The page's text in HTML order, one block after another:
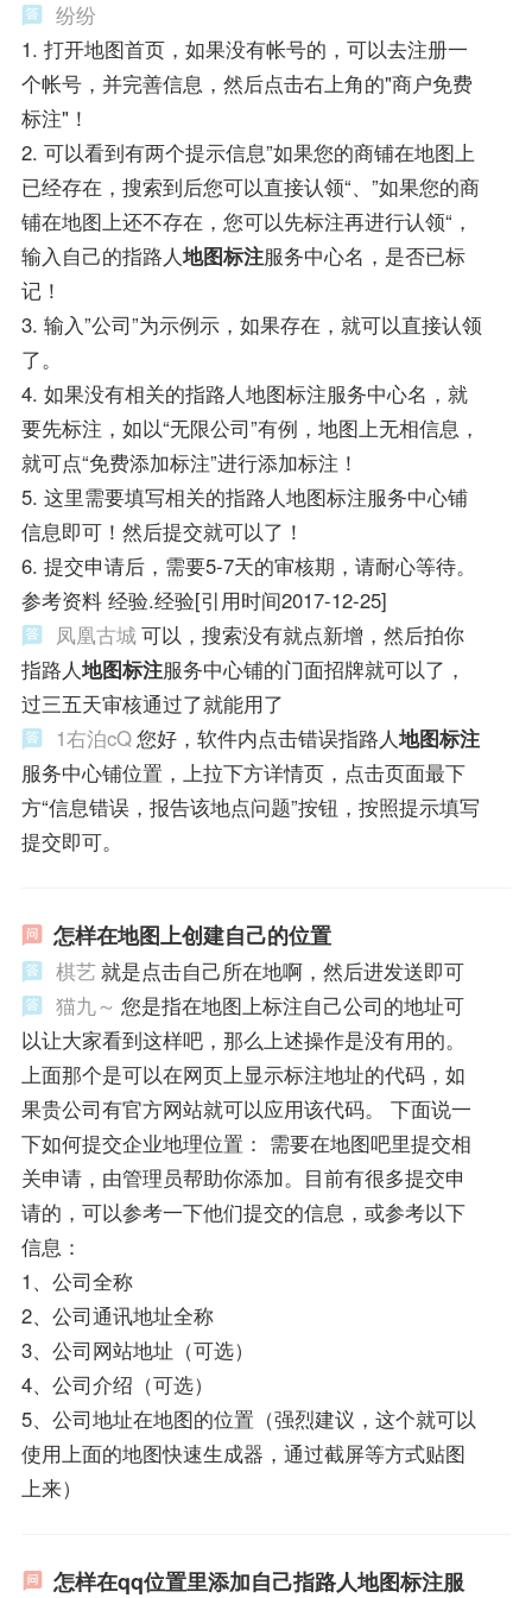
纷纷
1. 打开地图首页，如果没有帐号的，可以去注册一
个帐号，并完善信息，然后点击右上角的"商户免费
标注"！
2. 可以看到有两个提示信息”如果您的商铺在地图上
已经存在，搜索到后您可以直接认领“、”如果您的商
铺在地图上还不存在，您可以先标注再进行认领“，
输入自己的指路人地图标注服务中心名，是否已标
记！
3. 输入”公司”为示例示，如果存在，就可以直接认领
了。
4. 如果没有相关的指路人地图标注服务中心名，就
要先标注，如以“无限公司”有例，地图上无相信息，
就可点“免费添加标注”进行添加标注！
5. 这里需要填写相关的指路人地图标注服务中心铺
信息即可！然后提交就可以了！
6. 提交申请后，需要5-7天的审核期，请耐心等待。
参考资料 经验.经验[引用时间2017-12-25]
凤凰古城可以，搜索没有就点新增，然后拍你
指路人地图标注服务中心铺的门面招牌就可以了，
过三五天审核通过了就能用了
1右泊cQ您好，软件内点击错误指路人地图标注
服务中心铺位置，上拉下方详情页，点击页面最下
方“信息错误，报告该地点问题”按钮，按照提示填写
提交即可。
怎样在地图上创建自己的位置
棋艺 就是点击自己所在地啊，然后进发送即可
猫九～ 您是指在地图上标注自己公司的地址可
以让大家看到这样吧，那么上述操作是没有用的。
上面那个是可以在网页上显示标注地址的代码，如
果贵公司有官方网站就可以应用该代码。 下面说一
下如何提交企业地理位置： 需要在地图吧里提交相
关申请，由管理员帮助你添加。目前有很多提交申
请的，可以参考一下他们提交的信息，或参考以下
信息：
1、公司全称
2、公司通讯地址全称
3、公司网站地址（可选）
4、公司介绍（可选）
5、公司地址在地图的位置（强烈建议，这个就可以
使用上面的地图快速生成器，通过截屏等方式贴图
上来）
怎样在qq位置里添加自己指路人地图标注服